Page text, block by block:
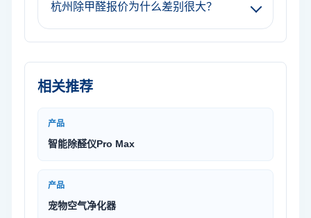
杭州除甲醛报价为什么差别很大？
相关推荐
产品
智能除醛仪Pro Max
产品
宠物空气净化器